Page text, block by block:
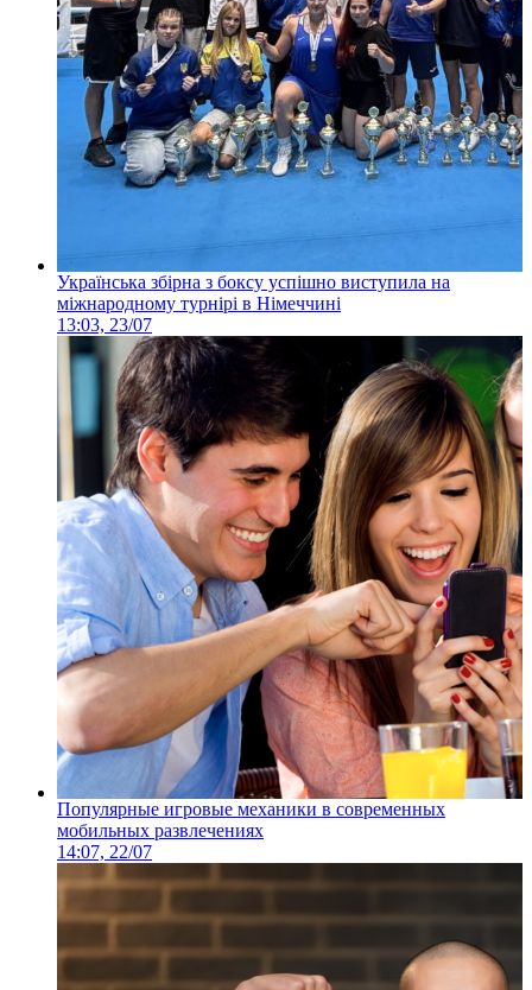
Українська збірна з боксу успішно виступила на
міжнародному турнірі в Німеччині
13:03, 23/07
Популярные игровые механики в современных
мобильных развлечениях
14:07, 22/07